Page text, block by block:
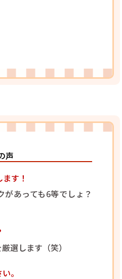
声
す！
があっても6等でしょ？
選します（笑）
。